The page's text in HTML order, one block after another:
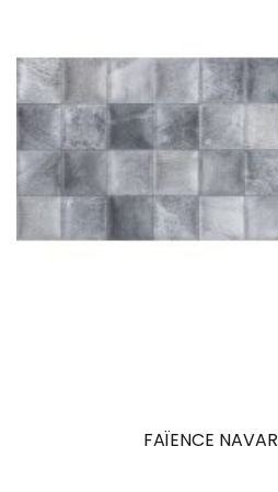
FAÏENCE